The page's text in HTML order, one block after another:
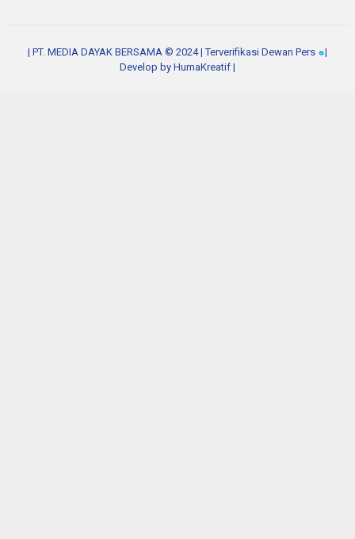
| PT. MEDIA DAYAK BERSAMA © 2024 | Terverifikasi Dewan Pers
|
Develop by HumaKreatif |